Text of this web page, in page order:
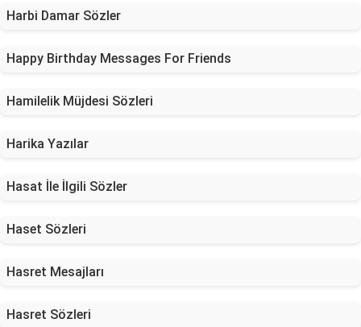
Harbi Damar Sözler
Happy Birthday Messages For Friends
Hamilelik Müjdesi Sözleri
Harika Yazılar
Hasat İle İlgili Sözler
Haset Sözleri
Hasret Mesajları
Hasret Sözleri